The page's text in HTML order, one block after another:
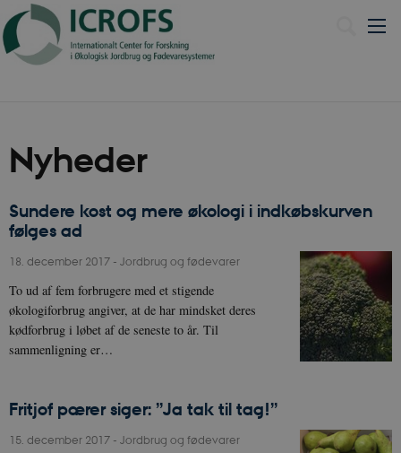
Nyheder
Sundere kost og mere økologi i indkøbskurven
følges ad
18. december 2017 - Jordbrug og fødevarer
To ud af fem forbrugere med et stigende
økologiforbrug angiver, at de har mindsket deres
kødforbrug i løbet af de seneste to år. Til
sammenligning er…
Fritjof pærer siger: ”Ja tak til tag!”
15. december 2017 - Jordbrug og fødevarer